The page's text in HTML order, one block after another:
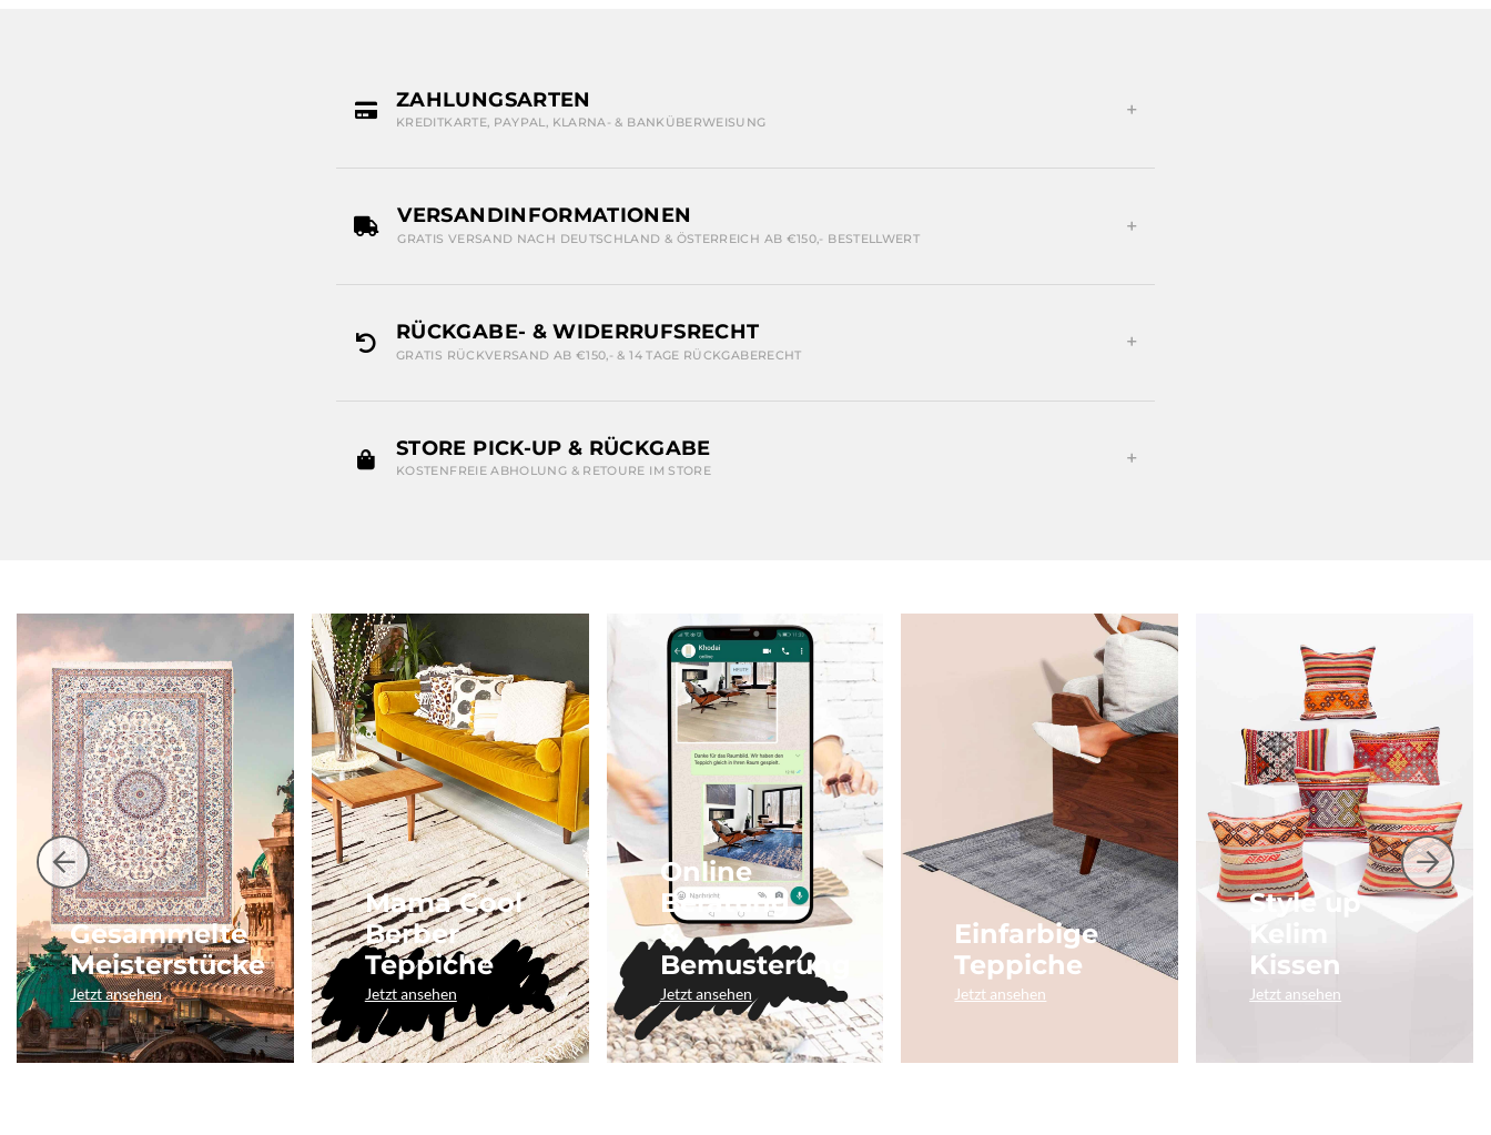
ZAHLUNGSARTEN
KREDITKARTE, PAYPAL, KLARNA- & BANKÜBERWEISUNG
VERSANDINFORMATIONEN
GRATIS VERSAND NACH DEUTSCHLAND & ÖSTERREICH AB €150,- BESTELLWERT
RÜCKGABE- & WIDERRUFSRECHT
GRATIS RÜCKVERSAND AB €150,- & 14 TAGE RÜCKGABERECHT
STORE PICK-UP & RÜCKGABE
KOSTENFREIE ABHOLUNG & RETOURE IM STORE
Gesammelte
Meisterstücke
Jetzt ansehen
Mama Cool
Berber
Teppiche
Jetzt ansehen
Online
Beratung
&
Bemusterung
Jetzt ansehen
Einfarbige
Teppiche
Jetzt ansehen
Style up
Kelim
Kissen
Jetzt ansehen